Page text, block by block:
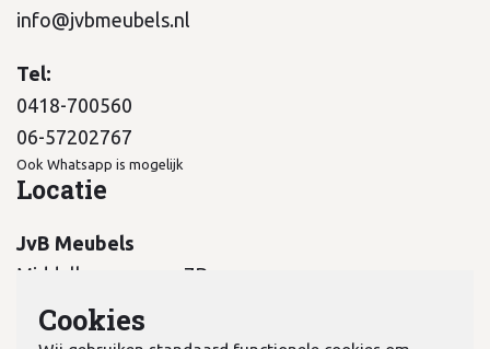
info@jvbmeubels.nl
Tel:
0418-700560
06-57202767
Ook Whatsapp is mogelijk
Locatie
JvB Meubels
Middelkampseweg 7B
5311 PC Gameren
Cookies